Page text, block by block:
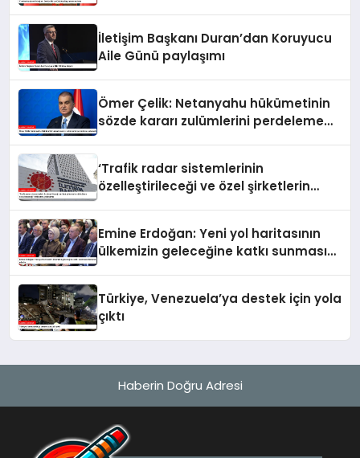
İletişim Başkanı Duran’dan Koruyucu
Aile Günü paylaşımı
Ömer Çelik: Netanyahu hükümetinin
sözde kararı zulümlerini perdeleme
‘Trafik radar sistemlerinin
özelleştirileceği ve özel şirketlerin
Emine Erdoğan: Yeni yol haritasının
ülkemizin geleceğine katkı sunmasını
Türkiye, Venezuela’ya destek için yola
çıktı
Haberin Doğru Adresi